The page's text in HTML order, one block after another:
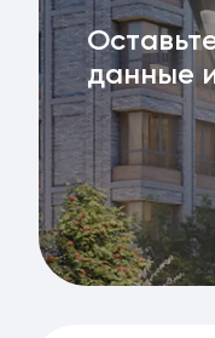
данные